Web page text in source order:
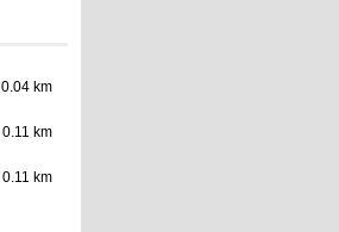
0.04 km
0.11 km
0.11 km